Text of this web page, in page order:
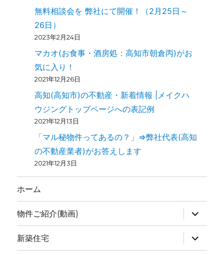
無料相談会を 弊社にて開催！（2月25日～
26日）
2023年2月24日
マカオ(お食事・酒房処：高知市朝倉丙)がお
気に入り！
2021年12月26日
高知(高知市)の不動産・新着情報 |メイクハ
ウジングトップページへの表記例
2021年12月13日
「マル秘物件ってあるの？」⇒弊社代表(高知
の不動産業者)がお答えします
2021年12月3日
ホーム
物件ご紹介(動画)
新築住宅